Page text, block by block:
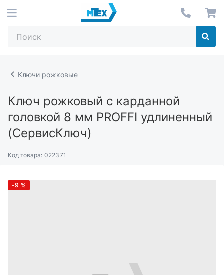
Ключи рожковые
Ключ рожковый с карданной
головкой 8 мм PROFFI удлиненный
(СервисКлюч)
Код товара: 022371
-9 %